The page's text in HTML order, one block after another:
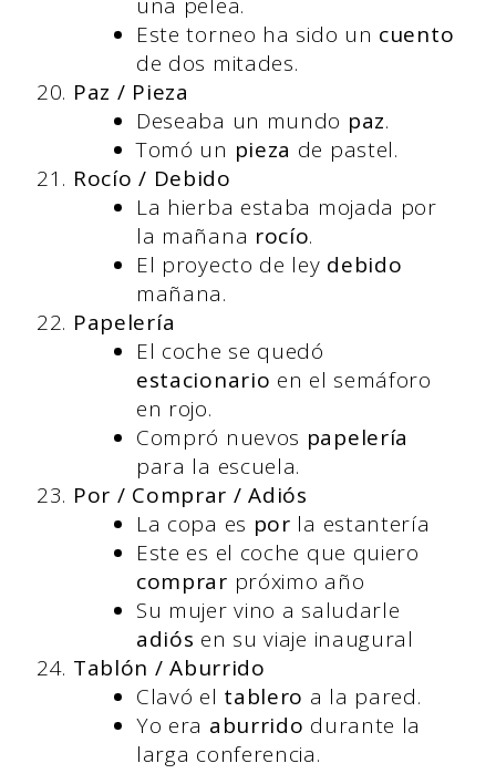
Este torneo ha sido un cuento
de dos mitades.
Paz / Pieza
Deseaba un mundo paz.
Tomó un pieza de pastel.
Rocío / Debido
La hierba estaba mojada por
la mañana rocío.
El proyecto de ley debido
mañana.
Papelería
El coche se quedó
estacionario en el semáforo
en rojo.
Compró nuevos papelería
para la escuela.
Por / Comprar / Adiós
La copa es por la estantería
Este es el coche que quiero
comprar próximo año
Su mujer vino a saludarle
adiós en su viaje inaugural
Tablón / Aburrido
Clavó el tablero a la pared.
Yo era aburrido durante la
larga conferencia.